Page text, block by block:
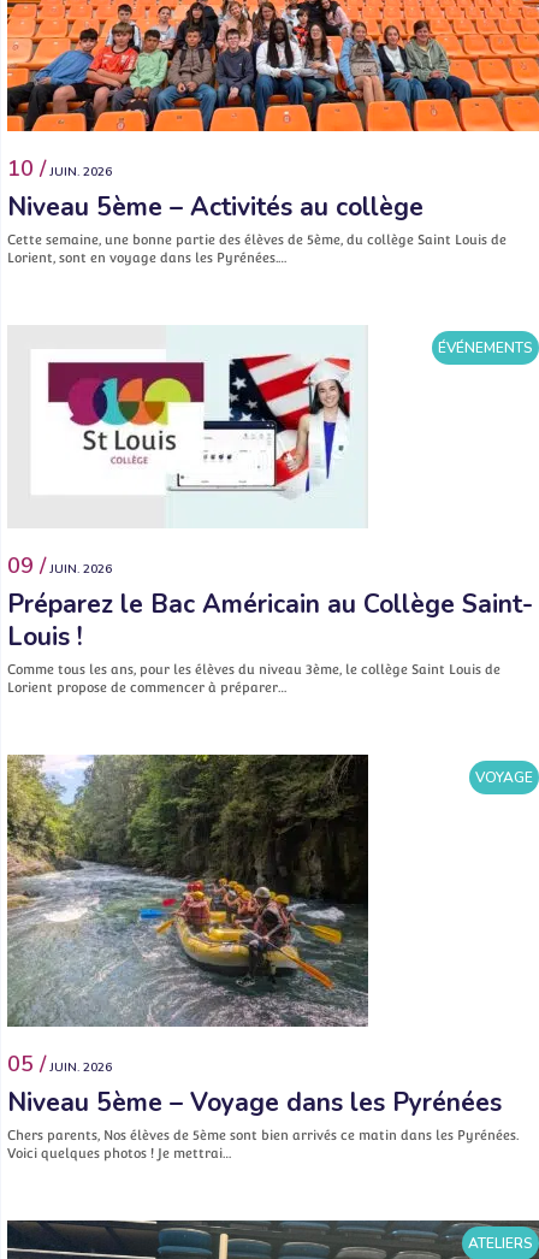
10 / JUIN. 2026
Niveau 5ème – Activités au collège
Cette semaine, une bonne partie des élèves de 5ème, du collège Saint Louis de
Lorient, sont en voyage dans les Pyrénées.…
ÉVÉNEMENTS
09 / JUIN. 2026
Préparez le Bac Américain au Collège Saint-
Louis !
Comme tous les ans, pour les élèves du niveau 3ème, le collège Saint Louis de
Lorient propose de commencer à préparer…
VOYAGE
05 / JUIN. 2026
Niveau 5ème – Voyage dans les Pyrénées
Chers parents, Nos élèves de 5ème sont bien arrivés ce matin dans les Pyrénées.
Voici quelques photos ! Je mettrai…
ATELIERS